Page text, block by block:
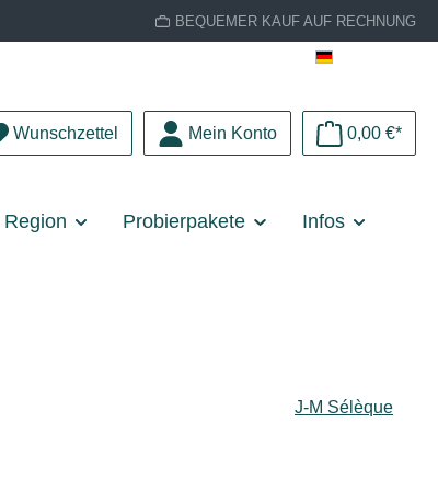
BEQUEMER KAUF AUF RECHNUNG
Wunschzettel Du hast 0 Produkte auf dem Merkzettel
Mein Konto 0,00 €*
Region Probierpakete Infos
J-M Sélèque